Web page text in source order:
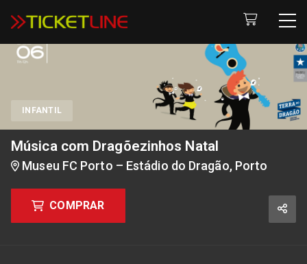
Música com Dragõezinhos Natal
INFANTIL
Música com Dragõezinhos Natal
Museu FC Porto – Estádio do Dragão, Porto
COMPRAR